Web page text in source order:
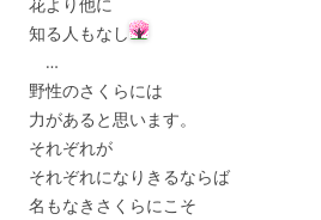
知る人もなし
…
野性のさくらには
力があると思います。
それぞれが
それぞれになりきるならば
名もなきさくらにこそ